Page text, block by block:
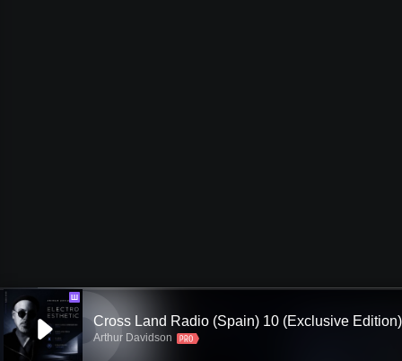
Ш
Cross Land Radio (Spain) 10 (Exclusive Edition)
Arthur Davidson